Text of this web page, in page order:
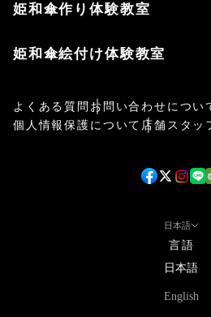
姫和傘作り体験教室
姫和傘絵付け体験教室
よくある質問 お問い合わせについ
個人情報保護について 店舗スタッ
日本語
言語
日本語
English